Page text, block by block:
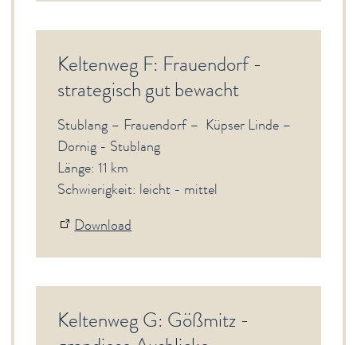
Keltenweg F: Frauendorf -
strategisch gut bewacht
Stublang – Frauendorf – Küpser Linde –
Dornig - Stublang
Länge: 11 km
Schwierigkeit: leicht - mittel
Download
Keltenweg G: Gößmitz -